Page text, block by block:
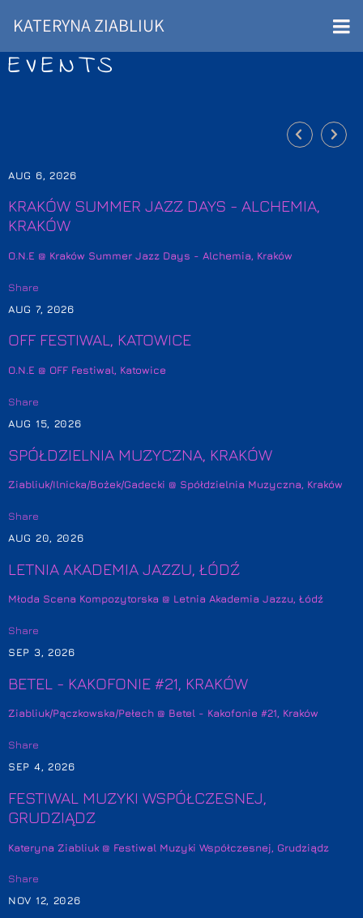
KATERYNA ZIABLIUK
EVENTS
AUG 6, 2026
KRAKÓW SUMMER JAZZ DAYS - ALCHEMIA,
KRAKÓW
O.N.E @ Kraków Summer Jazz Days - Alchemia, Kraków
Share
AUG 7, 2026
OFF FESTIWAL, KATOWICE
O.N.E @ OFF Festiwal, Katowice
Share
AUG 15, 2026
SPÓŁDZIELNIA MUZYCZNA, KRAKÓW
Ziabliuk/Ilnicka/Bożek/Gadecki @ Spółdzielnia Muzyczna, Kraków
Share
AUG 20, 2026
LETNIA AKADEMIA JAZZU, ŁÓDŹ
Młoda Scena Kompozytorska @ Letnia Akademia Jazzu, Łódź
Share
SEP 3, 2026
BETEL - KAKOFONIE #21, KRAKÓW
Ziabliuk/Pączkowska/Pełech @ Betel - Kakofonie #21, Kraków
Share
SEP 4, 2026
FESTIWAL MUZYKI WSPÓŁCZESNEJ,
GRUDZIĄDZ
Kateryna Ziabliuk @ Festiwal Muzyki Współczesnej, Grudziądz
Share
NOV 12, 2026